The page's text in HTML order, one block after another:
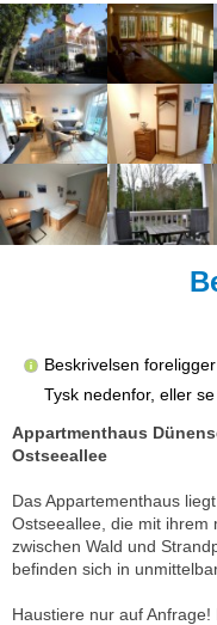
Beskrivelsen
Tysk nedenfor, eller
Appartmenthaus
Ostseeallee
Das Appartementhaus
Ostseeallee, die mit ihrem
zwischen Wald und
befinden sich in
Haustiere nur auf